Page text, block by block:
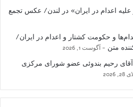
اعدام در ایران» در لندن/ عکس تجمع
و حکومت کشتار و اعدام در ایران/
متن
آگوست 1, 2026
آقای رحیم بندوئی عضو شورای مرکزی
2026